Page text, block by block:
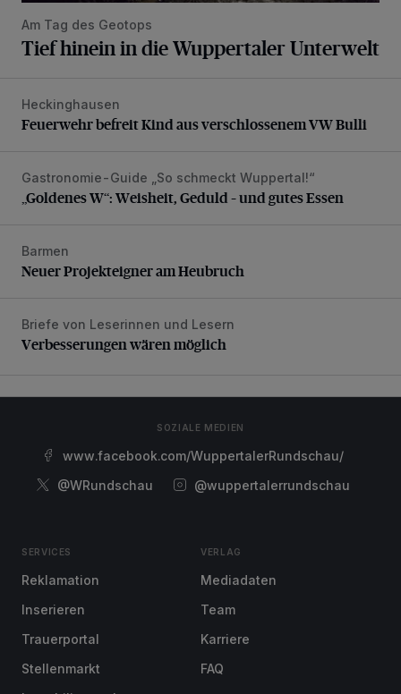
Am Tag des Geotops
Tief hinein in die Wuppertaler Unterwelt
Feuerwehr befreit Kind aus verschlossenem VW Bulli
Heckinghausen
Feuerwehr befreit Kind aus verschlossenem VW Bulli
„Goldenes W“: Weisheit, Geduld – und gutes Essen
Gastronomie-Guide „So schmeckt Wuppertal!“
„Goldenes W“: Weisheit, Geduld – und gutes Essen
Neuer Projekteigner am Heubruch
Barmen
Neuer Projekteigner am Heubruch
Verbesserungen wären möglich
Briefe von Leserinnen und Lesern
Verbesserungen wären möglich
SOZIALE MEDIEN
www.facebook.com/WuppertalerRundschau/
@WRundschau
@wuppertalerrundschau
SERVICES
Reklamation
Inserieren
Trauerportal
Stellenmarkt
VERLAG
Mediadaten
Team
Karriere
FAQ